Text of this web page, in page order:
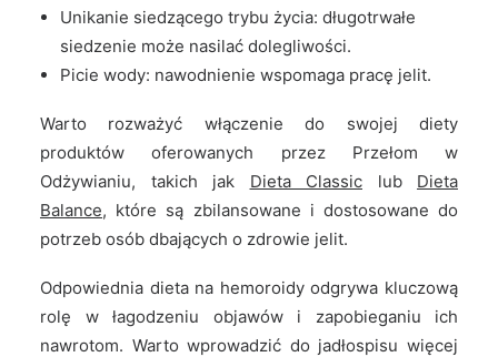
Unikanie siedzącego trybu życia: długotrwałe
siedzenie może nasilać dolegliwości.
Picie wody: nawodnienie wspomaga pracę jelit.
Warto rozważyć włączenie do swojej diety
produktów oferowanych przez Przełom w
Odżywianiu, takich jak Dieta Classic lub Dieta
Balance, które są zbilansowane i dostosowane do
potrzeb osób dbających o zdrowie jelit.
Odpowiednia dieta na hemoroidy odgrywa kluczową
rolę w łagodzeniu objawów i zapobieganiu ich
nawrotom. Warto wprowadzić do jadłospisu więcej